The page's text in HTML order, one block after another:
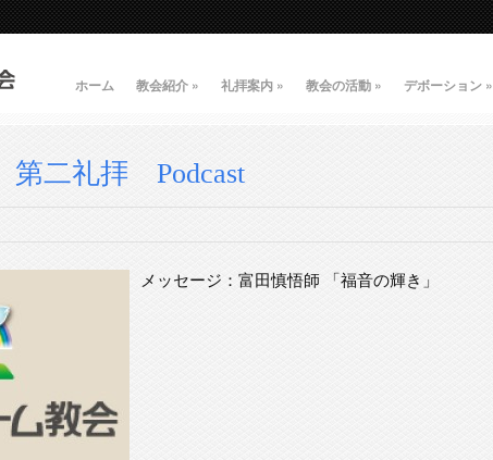
ホーム 教会紹介 » 礼拝案内 » 教会の活動 » デボーション »
第二礼拝 Podcast
メッセージ：富田慎悟師 「福音の輝き」